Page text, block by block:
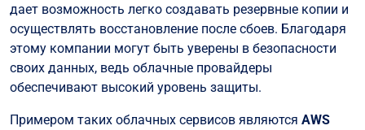
дает возможность легко создавать резервные копии и
осуществлять восстановление после сбоев. Благодаря
этому компании могут быть уверены в безопасности
своих данных, ведь облачные провайдеры
обеспечивают высокий уровень защиты.
Примером таких облачных сервисов являются AWS